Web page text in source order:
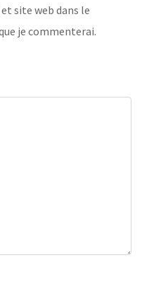
site web dans le
je commenterai.